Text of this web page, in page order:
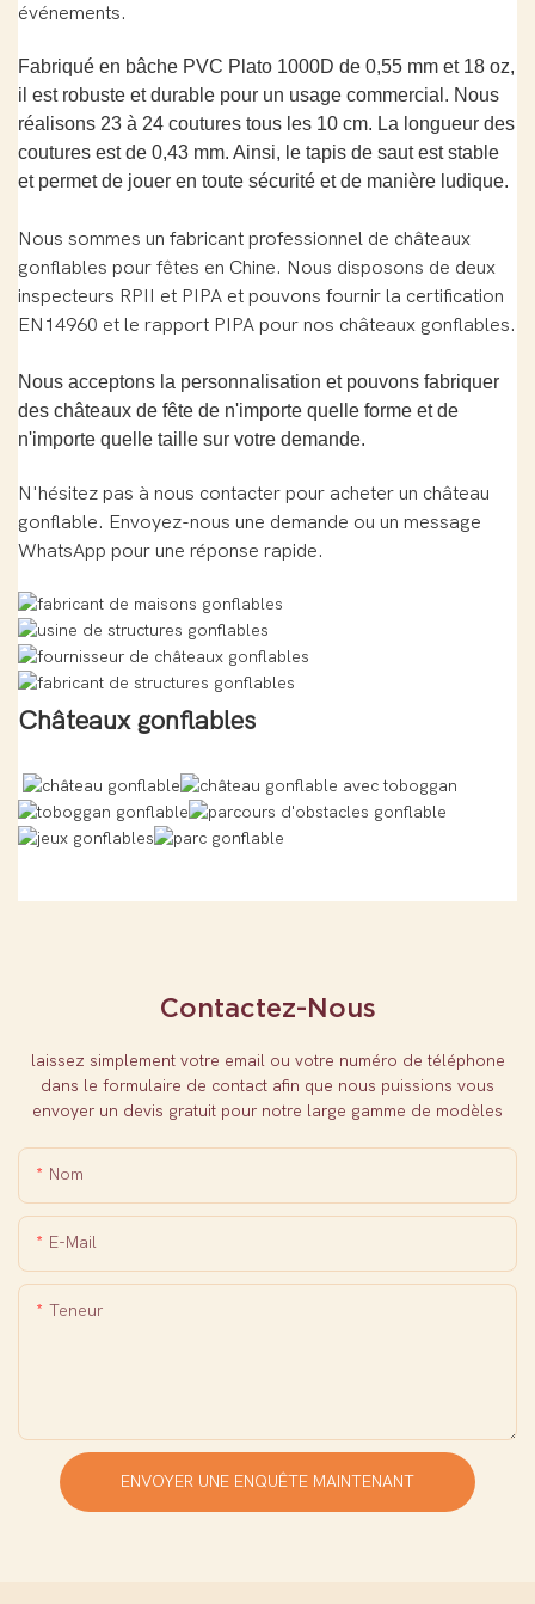
événements.
Fabriqué en bâche PVC Plato 1000D de 0,55 mm et 18 oz,
il est robuste et durable pour un usage commercial. Nous
réalisons 23 à 24 coutures tous les 10 cm. La longueur des
coutures est de 0,43 mm. Ainsi, le tapis de saut est stable
et permet de jouer en toute sécurité et de manière ludique.
Nous sommes un fabricant professionnel de châteaux
gonflables pour fêtes en Chine. Nous disposons de deux
inspecteurs RPII et PIPA et pouvons fournir la certification
EN14960 et le rapport PIPA pour nos châteaux gonflables.
Nous acceptons la personnalisation et pouvons fabriquer
des châteaux de fête de n'importe quelle forme et de
n'importe quelle taille sur votre demande.
N'hésitez pas à nous contacter pour acheter un château
gonflable. Envoyez-nous une demande ou un message
WhatsApp pour une réponse rapide.
Châteaux gonflables
Contactez-Nous
laissez simplement votre email ou votre numéro de téléphone
dans le formulaire de contact afin que nous puissions vous
envoyer un devis gratuit pour notre large gamme de modèles
Nom
E-Mail
Teneur
ENVOYER UNE ENQUÊTE MAINTENANT